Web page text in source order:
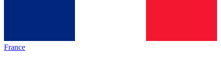
France